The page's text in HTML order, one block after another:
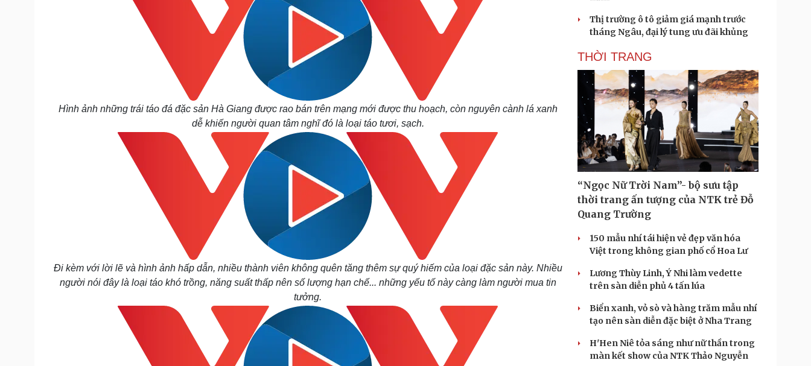
Hình ảnh những trái táo đá đặc sản Hà Giang được rao bán trên mạng mới được thu hoạch, còn nguyên cành lá xanh
dễ khiến người quan tâm nghĩ đó là loại táo tươi, sạch.
Đi kèm với lời lẽ và hình ảnh hấp dẫn, nhiều thành viên không quên tăng thêm sự quý hiếm của loại đặc sản này. Nhiều
người nói đây là loại táo khó trồng, năng suất thấp nên số lượng hạn chế... những yếu tố này càng làm người mua tin
tưởng.
Thị trường ô tô giảm giá mạnh trước
tháng Ngâu, đại lý tung ưu đãi khủng
THỜI TRANG
“Ngọc Nữ Trời Nam”- bộ sưu tập
thời trang ấn tượng của NTK trẻ Đỗ
Quang Trường
150 mẫu nhí tái hiện vẻ đẹp văn hóa
Việt trong không gian phố cổ Hoa Lư
Lương Thùy Linh, Ý Nhi làm vedette
trên sàn diễn phủ 4 tấn lúa
Biển xanh, vỏ sò và hàng trăm mẫu nhí
tạo nên sàn diễn đặc biệt ở Nha Trang
H'Hen Niê tỏa sáng như nữ thần trong
màn kết show của NTK Thảo Nguyễn